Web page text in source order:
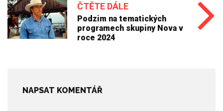
ČTĚTE DÁLE
Podzim na tematických
programech skupiny Nova v
roce 2024
NAPSAT KOMENTÁŘ